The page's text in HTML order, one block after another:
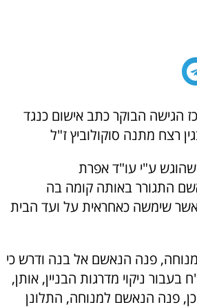
הגישה הבוקר כתב אישום כנגד
ע"י עו"ד אפרת
התגורר באותה קומה בה
שימשה כאחראית על ועד הבית
פנה הנאשם אל בנה ודרש כי
ישלם לו 5 ש"ח בעבור ניקוי מדרגות הבניין, אותן,
פנה הנאשם למנוחה, התלונן